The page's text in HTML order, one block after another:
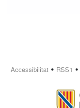
Accessibilitat• RSS1 •